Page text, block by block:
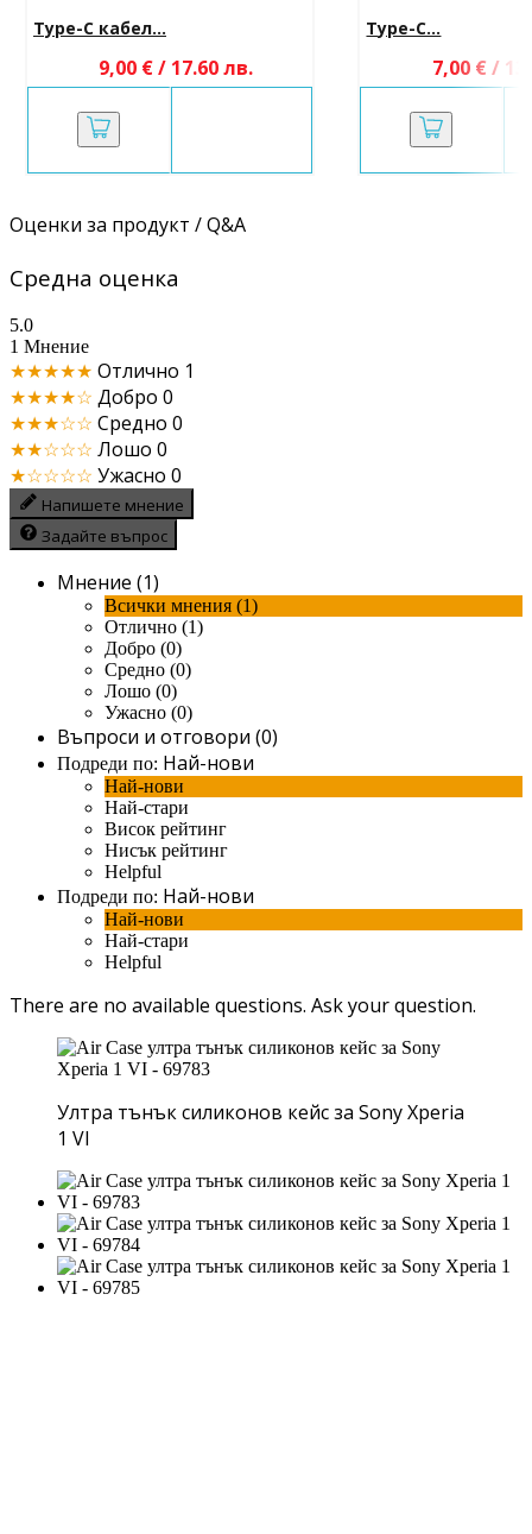
Type-C кабел...
9,00 € / 17.60 лв.
Type-C...
7,00 € /
Оценки за продукт / Q&A
Средна оценка
5.0
1 Мнение
★★★★★ Отлично 1
★★★★☆ Добро 0
★★★☆☆ Средно 0
★★☆☆☆ Лошо 0
★☆☆☆☆ Ужасно 0
Напишете мнение
Задайте въпрос
Мнение (1)
Всички мнения (1)
Отлично (1)
Добро (0)
Средно (0)
Лошо (0)
Ужасно (0)
Въпроси и отговори (0)
Подреди по: Най-нови
Най-нови
Най-стари
Висок рейтинг
Нисък рейтинг
Helpful
Подреди по: Най-нови
Най-нови
Най-стари
Helpful
There are no available questions. Ask your question.
Ултра тънък силиконов кейс за Sony Xperia
1 VI